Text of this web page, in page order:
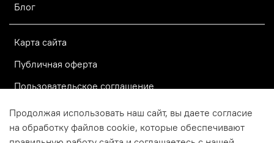
Блог
Карта сайта
Публичная оферта
Пользовательское соглашение
Политика конфиденциальности
Продолжая использовать наш сайт, вы даете согласие
на обработку файлов cookie, которые обеспечивают